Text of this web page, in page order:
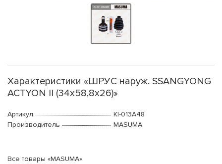
Характеристики «ШРУС наруж. SSANGYONG
ACTYON II (34х58,8х26)»
Артикул
KI-013A48
Производитель
MASUMA
Все товары «MASUMA»